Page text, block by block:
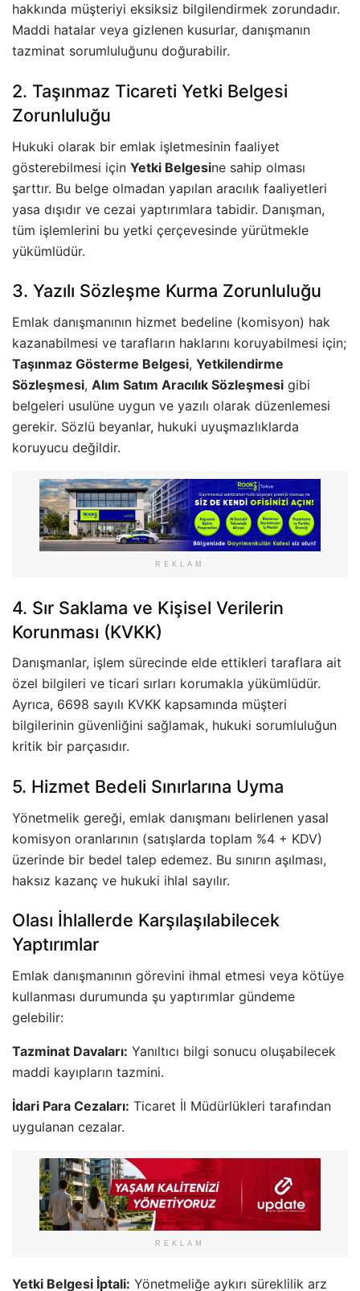
hakkında müşteriyi eksiksiz bilgilendirmek zorundadır.
Maddi hatalar veya gizlenen kusurlar, danışmanın
tazminat sorumluluğunu doğurabilir.
2. Taşınmaz Ticareti Yetki Belgesi
Zorunluluğu
Hukuki olarak bir emlak işletmesinin faaliyet
gösterebilmesi için Yetki Belgesine sahip olması
şarttır. Bu belge olmadan yapılan aracılık faaliyetleri
yasa dışıdır ve cezai yaptırımlara tabidir. Danışman,
tüm işlemlerini bu yetki çerçevesinde yürütmekle
yükümlüdür.
3. Yazılı Sözleşme Kurma Zorunluluğu
Emlak danışmanının hizmet bedeline (komisyon) hak
kazanabilmesi ve tarafların haklarını koruyabilmesi için;
Taşınmaz Gösterme Belgesi, Yetkilendirme
Sözleşmesi, Alım Satım Aracılık Sözleşmesi gibi
belgeleri usulüne uygun ve yazılı olarak düzenlemesi
gerekir. Sözlü beyanlar, hukuki uyuşmazlıklarda
koruyucu değildir.
REKLAM
4. Sır Saklama ve Kişisel Verilerin
Korunması (KVKK)
Danışmanlar, işlem sürecinde elde ettikleri taraflara ait
özel bilgileri ve ticari sırları korumakla yükümlüdür.
Ayrıca, 6698 sayılı KVKK kapsamında müşteri
bilgilerinin güvenliğini sağlamak, hukuki sorumluluğun
kritik bir parçasıdır.
5. Hizmet Bedeli Sınırlarına Uyma
Yönetmelik gereği, emlak danışmanı belirlenen yasal
komisyon oranlarının (satışlarda toplam %4 + KDV)
üzerinde bir bedel talep edemez. Bu sınırın aşılması,
haksız kazanç ve hukuki ihlal sayılır.
Olası İhlallerde Karşılaşılabilecek
Yaptırımlar
Emlak danışmanının görevini ihmal etmesi veya kötüye
kullanması durumunda şu yaptırımlar gündeme
gelebilir:
Tazminat Davaları: Yanıltıcı bilgi sonucu oluşabilecek
maddi kayıpların tazmini.
İdari Para Cezaları: Ticaret İl Müdürlükleri tarafından
uygulanan cezalar.
REKLAM
Yetki Belgesi İptali: Yönetmeliğe aykırı süreklilik arz